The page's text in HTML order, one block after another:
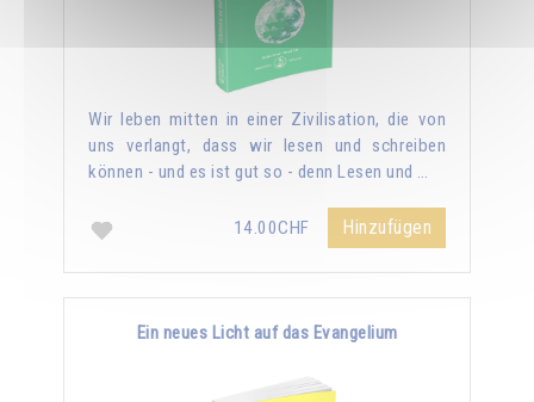
Wir leben mitten in einer Zivilisation, die von
uns verlangt, dass wir lesen und schreiben
können - und es ist gut so - denn Lesen und …
14.00CHF Hinzufügen
Ein neues Licht auf das Evangelium